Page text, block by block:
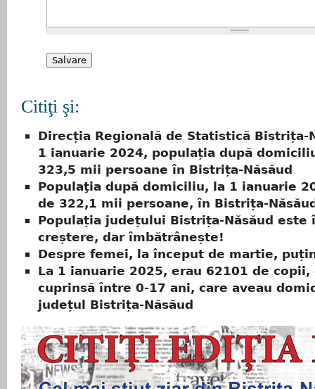
Citiţi şi:
Direcția Regională de Statistică Bistrița-
1 ianuarie 2024, populația după
323,5 mii persoane în Bistrița-Năsăud
Populaţia după domiciliu, la 1 ianuarie
de 322,1 mii persoane, în Bistrița-
Populația județului Bistrița-Năsăud este
creștere, dar îmbătrânește!
Despre femei, la început de martie,
La 1 ianuarie 2025, erau 62101 de copii,
cuprinsă între 0-17 ani, care aveau
județul Bistrița-Năsăud